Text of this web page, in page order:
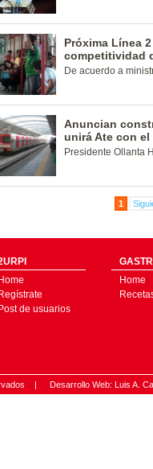
Próxima Línea
competitividad
De acuerdo a
Anuncian
unirá Ate con el
Presidente Ollanta
1
Home
Regístrate
Post de usuarios
Home
| Desarrollo Web: Luis